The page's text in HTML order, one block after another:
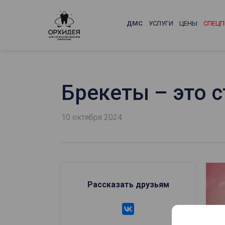
ДМС УСЛУГИ ЦЕНЫ
Брекеты – это
10 октября 2024
Рассказать друзьям